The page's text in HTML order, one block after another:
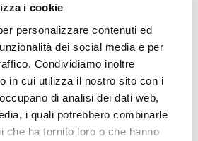
i cookie
personalizzare contenuti ed
dei social media e per
Condividiamo inoltre
in cui utilizza il nostro sito con i
di analisi dei dati web,
i quali potrebbero combinarle
che ha fornito loro o che hanno
la ingeniera Sara Serritella
a Fabio Costantini